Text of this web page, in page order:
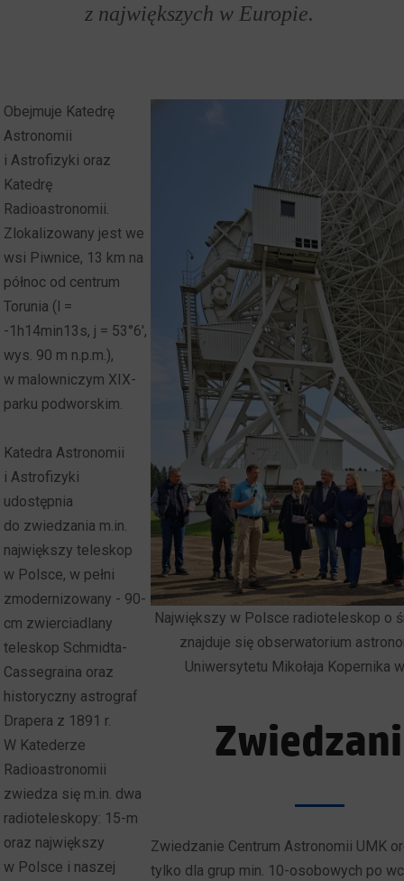
z największych w Europie.
Obejmuje Katedrę
Astronomii
i Astrofizyki oraz
Katedrę
Radioastronomii.
Zlokalizowany jest we
wsi Piwnice, 13 km na
północ od centrum
Torunia (l =
-1h14min13s, j = 53°6',
wys. 90 m n.p.m.),
w malowniczym XIX-
parku podworskim.
Katedra Astronomii
i Astrofizyki
udostępnia
do zwiedzania m.in.
największy teleskop
w Polsce, w pełni
zmodernizowany - 90-
cm zwierciadlany
teleskop Schmidta-
Cassegraina oraz
historyczny astrograf
Drapera z 1891 r.
W Katederze
Radioastronomii
zwiedza się m.in. dwa
radioteleskopy: 15-m
oraz największy
w Polsce i naszej
Największy w Polsce radioteleskop o
znajduje się obserwatorium
Uniwersytetu Mikołaja Kopernika
Zwiedzanie Centrum Astronomii UMK
tylko dla grup min. 10-osobowych po